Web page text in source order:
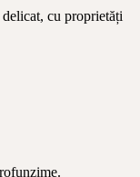
cu proprietăți